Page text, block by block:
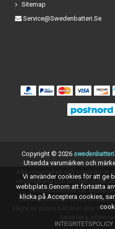
Sitemap
Service@swedenbatteri.se
Copyright © 2026
Utsedda varumärken och
Alla varumärken och varumärken
varumärkena och
kompatibiliteten för dessa
swedenbatteri.se är inte anslutet
några av dessa batterier eller
Vi använder cookies för att ge
webbplats.Genom att fortsätta
klicka på Acceptera cookies,
INTEGRITETSPOLICY